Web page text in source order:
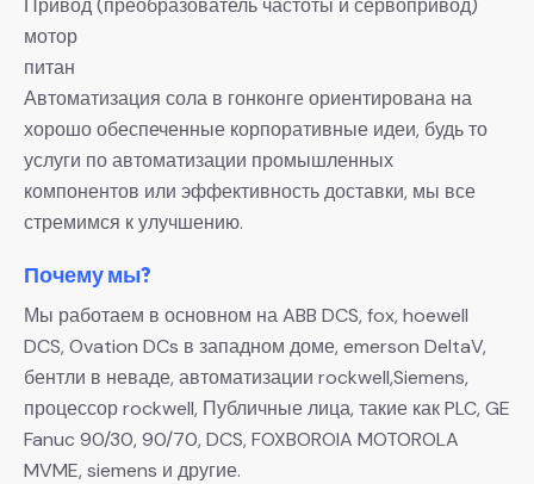
Привод (преобразователь частоты и сервопривод)
мотор
питан
Автоматизация сола в гонконге ориентирована на
хорошо обеспеченные корпоративные идеи, будь то
услуги по автоматизации промышленных
компонентов или эффективность доставки, мы все
стремимся к улучшению.
Почему мы?
Мы работаем в основном на ABB DCS, fox, hoewell
DCS, Ovation DCs в западном доме, emerson DeltaV,
бентли в неваде, автоматизации rockwell,Siemens,
процессор rockwell, Публичные лица, такие как PLC, GE
Fanuc 90/30, 90/70, DCS, FOXBOROIA MOTOROLA
MVME, siemens и другие.